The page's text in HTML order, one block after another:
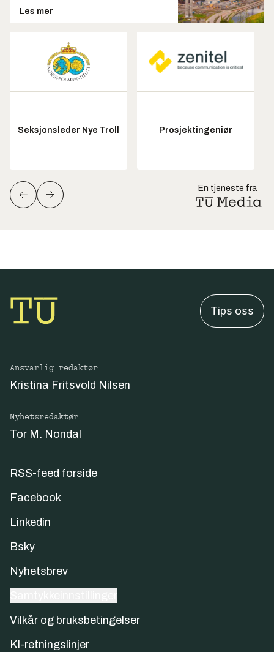
Les mer
Seksjonsleder Nye Troll Prosjektingeniør
En tjeneste fra
Tips oss
Ansvarlig redaktør
Kristina Fritsvold Nilsen
Nyhetsredaktør
Tor M. Nondal
RSS-feed forside
Facebook
Linkedin
Bsky
Nyhetsbrev
Vilkår og bruksbetingelser
KI-retningslinjer